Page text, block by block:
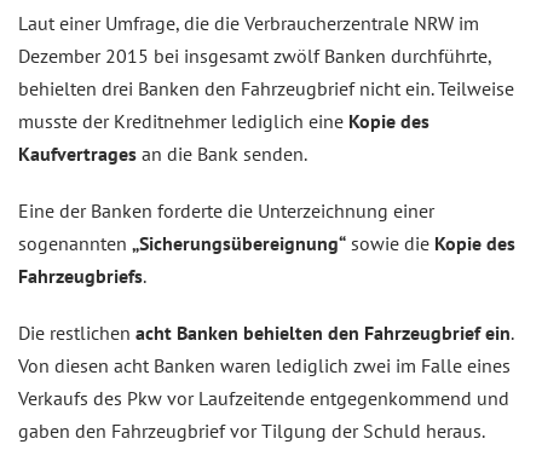
Laut einer Umfrage, die die Verbraucherzentrale NRW im
Dezember 2015 bei insgesamt zwölf Banken durchführte,
behielten drei Banken den Fahrzeugbrief nicht ein. Teilweise
musste der Kreditnehmer lediglich eine Kopie des
Kaufvertrages an die Bank senden.
Eine der Banken forderte die Unterzeichnung einer
sogenannten „Sicherungsübereignung“ sowie die Kopie des
Fahrzeugbriefs.
Die restlichen acht Banken behielten den Fahrzeugbrief ein.
Von diesen acht Banken waren lediglich zwei im Falle eines
Verkaufs des Pkw vor Laufzeitende entgegenkommend und
gaben den Fahrzeugbrief vor Tilgung der Schuld heraus.